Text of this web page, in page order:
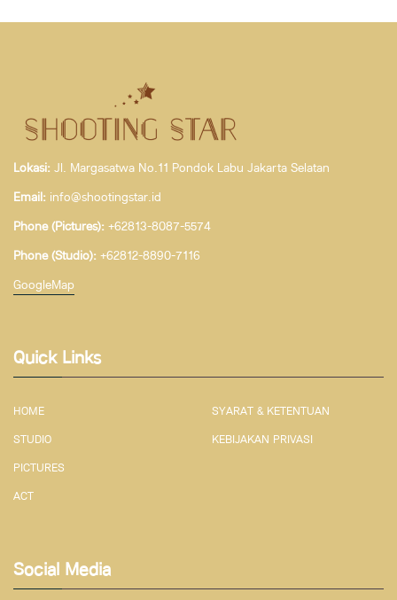
Lokasi: Jl. Margasatwa No.11 Pondok Labu Jakarta Selatan
Email: info@shootingstar.id
Phone (Pictures): +62813-8087-5574
Phone (Studio): +62812-8890-7116
GoogleMap
Quick Links
HOME SYARAT & KETENTUAN
STUDIO KEBIJAKAN PRIVASI
PICTURES
ACT
Social Media